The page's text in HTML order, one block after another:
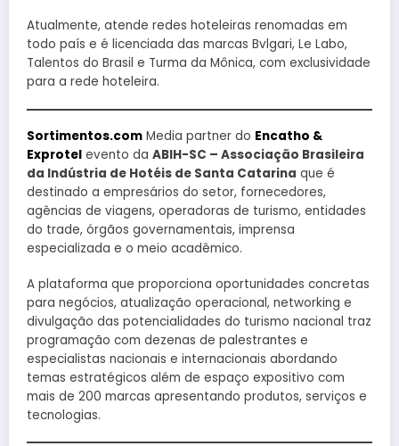
Atualmente, atende redes hoteleiras renomadas em
todo país e é licenciada das marcas Bvlgari, Le Labo,
Talentos do Brasil e Turma da Mônica, com exclusividade
para a rede hoteleira.
Sortimentos.com Media partner do Encatho &
Exprotel evento da ABIH-SC – Associação Brasileira
da Indústria de Hotéis de Santa Catarina que é
destinado a empresários do setor, fornecedores,
agências de viagens, operadoras de turismo, entidades
do trade, órgãos governamentais, imprensa
especializada e o meio acadêmico.
A plataforma que proporciona oportunidades concretas
para negócios, atualização operacional, networking e
divulgação das potencialidades do turismo nacional traz
programação com dezenas de palestrantes e
especialistas nacionais e internacionais abordando
temas estratégicos além de espaço expositivo com
mais de 200 marcas apresentando produtos, serviços e
tecnologias.